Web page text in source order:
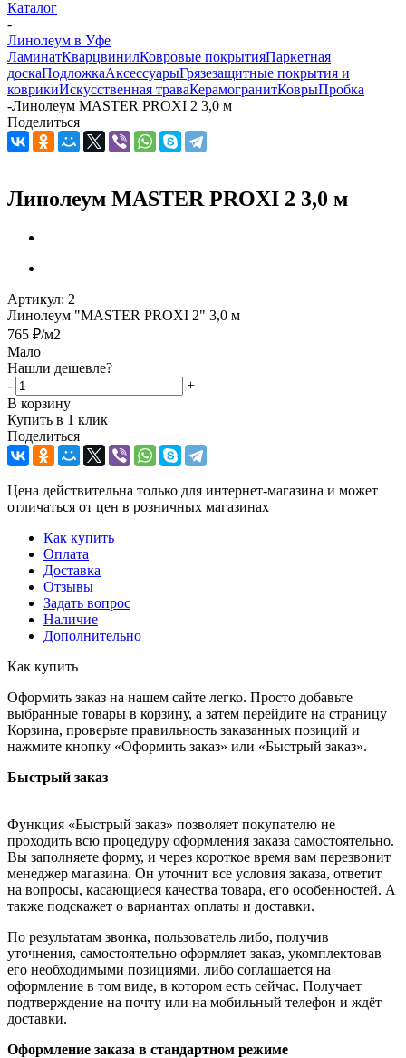
Каталог
-
Линолеум в Уфе
ЛаминатКварцвинилКовровые покрытияПаркетная
доскаПодложкаАксессуарыГрязезащитные покрытия и
коврикиИскусственная траваКерамогранитКоврыПробка
-Линолеум MASTER PROXI 2 3,0 м
Поделиться
Линолеум MASTER PROXI 2 3,0 м
Артикул: 2
Линолеум "MASTER PROXI 2" 3,0 м
765 ₽/м2
Мало
Нашли дешевле?
-
+
В корзину
Купить в 1 клик
Поделиться
Цена действительна только для интернет-магазина и может
отличаться от цен в розничных магазинах
Как купить
Оплата
Доставка
Отзывы
Задать вопрос
Наличие
Дополнительно
Как купить
Оформить заказ на нашем сайте легко. Просто добавьте
выбранные товары в корзину, а затем перейдите на страницу
Корзина, проверьте правильность заказанных позиций и
нажмите кнопку «Оформить заказ» или «Быстрый заказ».
Быстрый заказ
Функция «Быстрый заказ» позволяет покупателю не
проходить всю процедуру оформления заказа самостоятельно.
Вы заполняете форму, и через короткое время вам перезвонит
менеджер магазина. Он уточнит все условия заказа, ответит
на вопросы, касающиеся качества товара, его особенностей. А
также подскажет о вариантах оплаты и доставки.
По результатам звонка, пользователь либо, получив
уточнения, самостоятельно оформляет заказ, укомплектовав
его необходимыми позициями, либо соглашается на
оформление в том виде, в котором есть сейчас. Получает
подтверждение на почту или на мобильный телефон и ждёт
доставки.
Оформление заказа в стандартном режиме